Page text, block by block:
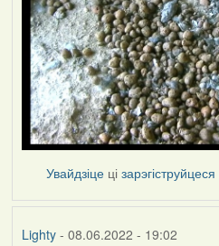
Увайдзіце цізарэгіструйцеся
Lighty- 08.06.2022 - 19:02